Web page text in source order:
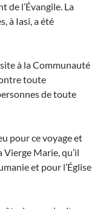
de l’Évangile. La
à Iasi, a été
à la Communauté
toute
de toute
pour ce voyage et
Marie, qu’il
et pour l’Église